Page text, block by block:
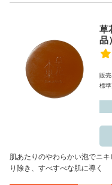
草
品）
販
標
肌あたりのやわらかい泡でニ
り除き、すべすべな肌に導く